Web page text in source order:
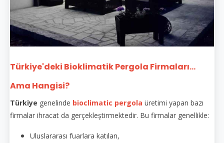
Türkiye'deki Bioklimatik Pergola Firmaları...
Ama Hangisi?
Türkiye genelinde bioclimatic pergola üretimi yapan bazı
firmalar ihracat da gerçekleştirmektedir. Bu firmalar genellikle:
Uluslararası fuarlara katılan,